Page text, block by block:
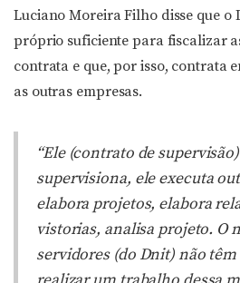
Luciano Moreira Filho disse que o
próprio suficiente para fiscalizar
contrata e que, por isso, contrata
as outras empresas.
“Ele (contrato de
supervisiona, ele executa
elabora projetos, elabora
vistorias, analisa projeto. O
servidores (do Dnit) não